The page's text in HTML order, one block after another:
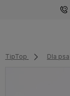
TipTop Dla psa